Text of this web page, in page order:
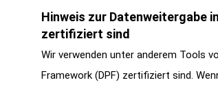
Hinweis zur Datenweitergabe
zertifiziert sind
Wir verwenden unter anderem Tools
Framework (DPF) zertifiziert sind.